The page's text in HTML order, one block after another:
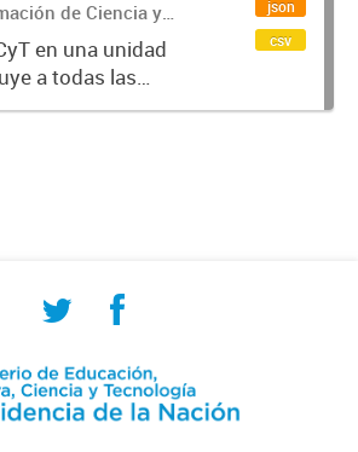
de Ciencia y
(SICYTAR)
en una unidad
a todas las
json
csv